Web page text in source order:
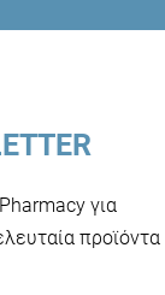
για
προϊόντα